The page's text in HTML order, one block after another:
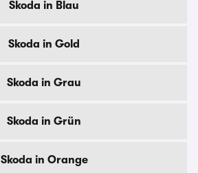
Skoda in Blau
Skoda in Gold
Skoda in Grau
Skoda in Grün
Skoda in Orange